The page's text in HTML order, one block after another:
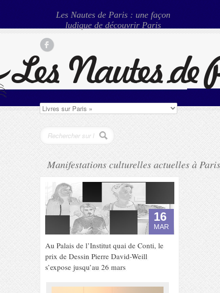
Les Nautes de Paris : une façon
ludique de découvrir Paris
Manifestations culturelles actuelles à Paris
16
MAR
Au Palais de l’Institut quai de Conti, le
prix de Dessin Pierre David-Weill
s’expose jusqu’au 26 mars